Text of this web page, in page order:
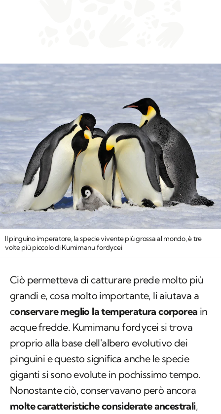
Il pinguino imperatore, la specie vivente più grossa al mondo, è tre
volte più piccolo di Kumimanu fordycei
Ciò permetteva di catturare prede molto più
grandi e, cosa molto importante, li aiutava a
conservare meglio la temperatura corporea in
acque fredde. Kumimanu fordycei si trova
proprio alla base dell'albero evolutivo dei
pinguini e questo significa anche le specie
giganti si sono evolute in pochissimo tempo.
Nonostante ciò, conservavano però ancora
molte caratteristiche considerate ancestrali,